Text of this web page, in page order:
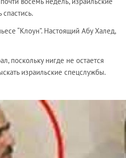
“Клоун”. Настоящий Абу Халед,
поскольку нигде не остается
израильские спецслужбы.